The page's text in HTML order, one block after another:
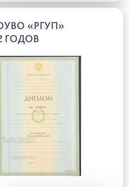
«РГУП»
ГОДОВ